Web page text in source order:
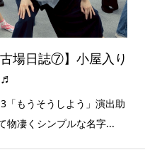
場日誌⑦】小屋入り
「もうそうしよう」演出助
物凄くシンプルな名字...